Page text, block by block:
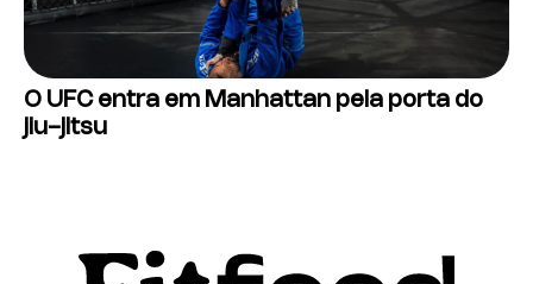
O UFC entra em Manhattan pela porta do
jiu-jitsu